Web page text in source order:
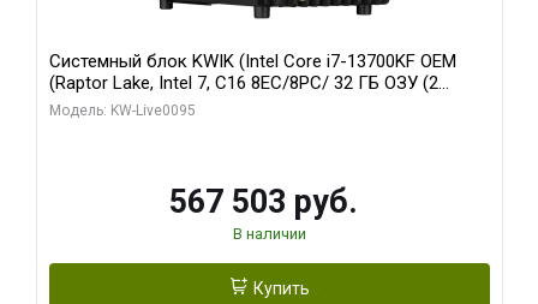
Системный блок KWIK (Intel Core i7-13700KF OEM
(Raptor Lake, Intel 7, C16 8EC/8PC/ 32 ГБ ОЗУ (2
модуля)/ Afox RTX4090 24GB GDDR6X 384-Bit 3xDP
Модель: KW-Live0095
567 503 руб.
В наличии
Купить